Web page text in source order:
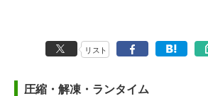
リスト
圧縮・解凍・ランタイム